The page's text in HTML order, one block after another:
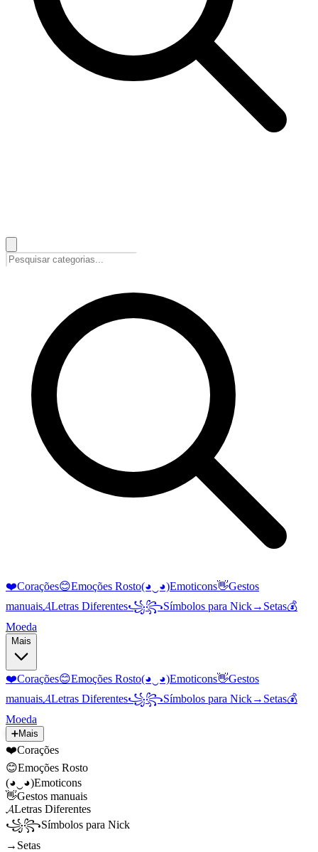
❤️Corações😊Emoções Rosto(◕‿◕)Emoticons👋Gestos
manuais𝓐Letras Diferentes꧁꧂Símbolos para Nick→ Setas💰
Moeda
Mais
❤️Corações😊Emoções Rosto(◕‿◕)Emoticons👋Gestos
manuais𝓐Letras Diferentes꧁꧂Símbolos para Nick→ Setas💰
Moeda
➕Mais
❤️Corações
😊Emoções Rosto
(◕‿◕)Emoticons
👋Gestos manuais
𝓐Letras Diferentes
꧁꧂Símbolos para Nick
→ Setas